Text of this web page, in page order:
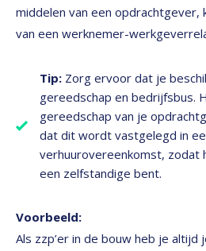
middelen van een opdrachtgever,
van een werknemer-
Tip: Zorg ervoor dat je
gereedschap en bedrijfsbus.
gereedschap van je
dat dit wordt vastgelegd in
verhuurovereenkomst, zodat
een zelfstandige bent.
Voorbeeld:
Als zzp’er in de bouw heb je altijd